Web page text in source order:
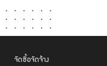
จัดซื้อจัดจ้าง